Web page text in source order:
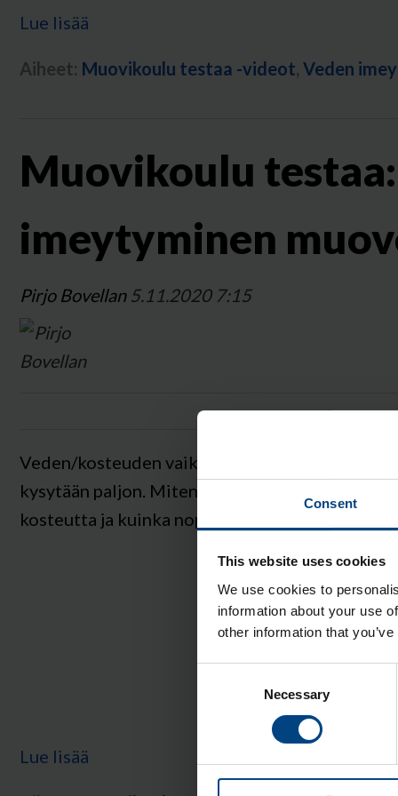
Consent
This website uses cookies
We use cookies to
information about your use
other information that
Necessary
Lue lisää
Aiheet: Muovikoulu testaa -videot, Veden
Muovikoulu
imeytyminen
Pirjo Bovellan5.11.2020 7:15
Veden/kosteuden vaikutuksesta muoveihin
kysytään paljon. Miten muovit imevät
kosteutta ja kuinka nopeasti se tapahtuu?
Lue lisää